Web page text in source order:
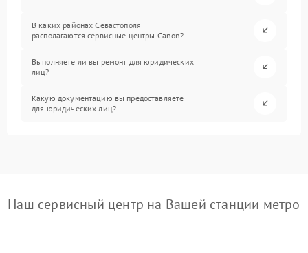
В каких районах Севастополя
располагаются сервисные центры Canon?
Выполняете ли вы ремонт для юридических
лиц?
Какую документацию вы предоставляете
для юридических лиц?
Наш сервисный центр на Вашей станции метро